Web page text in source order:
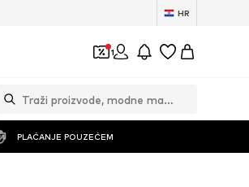
HR
1
PLAĆANJE POUZEĆEM